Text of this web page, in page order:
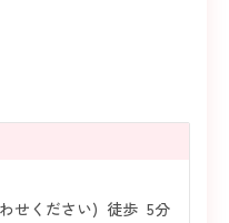
せください) 徒歩 5分